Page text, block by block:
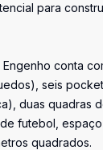
para
conta
seis
duas quadras
futebol,
quadrados.